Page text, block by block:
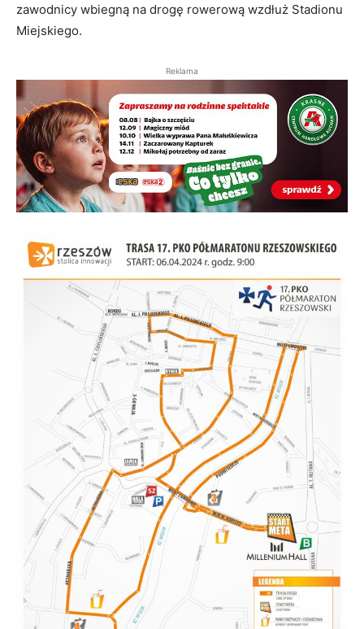
zawodnicy wbiegną na drogę rowerową wzdłuż Stadionu
Miejskiego.
Reklama